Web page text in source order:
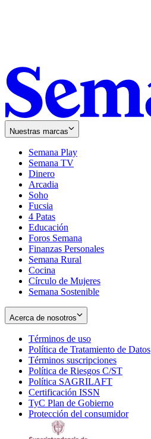
Nuestras marcas
Semana Play
Semana TV
Dinero
Arcadia
Soho
in
new
window
Fucsia
in
new
window
4 Patas
Educación
Foros Semana
Finanzas Personales
Semana Rural
Cocina
Círculo de Mujeres
Semana Sostenible
Acerca de nosotros
Términos de uso
in
new
window
Política de Tratamiento de Datos
Términos suscripciones
in
Política de Riesgos C/ST
Política SAGRILAFT
new
window
Certificación ISSN
in
new
TyC Plan de Gobierno
in
Protección del consumidorOpens